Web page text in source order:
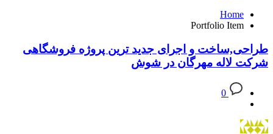
Home
Portfolio Item
طراحی,ساخت و اجرای جدید ترین پروژه فروشگاهی
شرکت لاله مهرگان در شوش
0